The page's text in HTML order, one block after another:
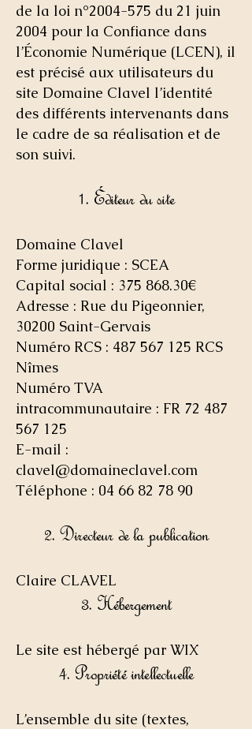
de la loi n°2004-575 du 21 juin
2004 pour la Confiance dans
l’Économie Numérique (LCEN), il
est précisé aux utilisateurs du
site Domaine Clavel l’identité
des différents intervenants dans
le cadre de sa réalisation et de
son suivi.
1. Éditeur du site
Domaine Clavel
Forme juridique : SCEA
Capital social : 375 868.30€
Adresse : Rue du Pigeonnier,
30200 Saint-Gervais
Numéro RCS : 487 567 125 RCS
Nîmes
Numéro TVA
intracommunautaire : FR 72 487
567 125
E-mail :
clavel@domaineclavel.com
Téléphone : 04 66 82 78 90
2. Directeur de la publication
Claire CLAVEL
3. Hébergement
Le site est hébergé par WIX
4. Propriété intellectuelle
L’ensemble du site (textes,